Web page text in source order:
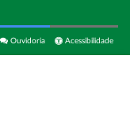
Acessibilidade
Ouvidoria